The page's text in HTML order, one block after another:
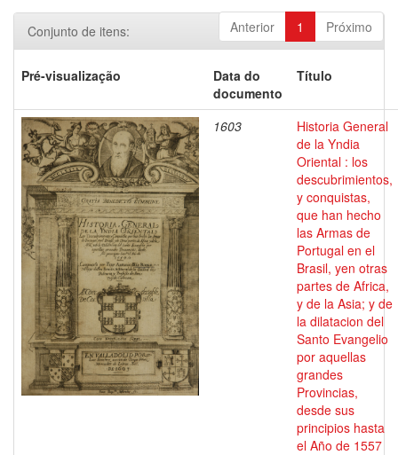
Anterior 1 Próximo
Conjunto de itens:
Pré-visualização
Data do
documento
Título
1603
Historia General
de la Yndia
Oriental : los
descubrimientos,
y conquistas,
que han hecho
las Armas de
Portugal en el
Brasil, yen otras
partes de Africa,
y de la Asia; y de
la dilatacion del
Santo Evangelio
por aquellas
grandes
Provincias,
desde sus
principios hasta
el Año de 1557